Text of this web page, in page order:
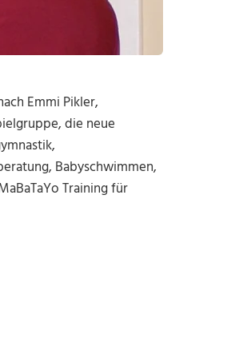
Emmi Pikler,
die neue
Babyschwimmen,
Training für